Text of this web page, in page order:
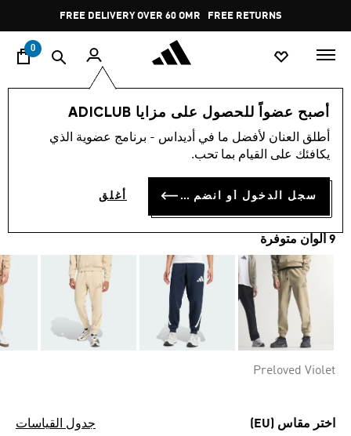
Pause
promotion
rotation
FREE RETURNS
0
أصبح عضواً للحصول على مزايا ADICLUB
أطلق العنان لأفضل ما في أديداس - برنامج عضوية الذي
يكافئك على القيام بما تحب.
سجل الدخول أو انضم الآن أغلق
الرجال ملابس
بنطال Z.N.E.
OMR 45.00
9 ألوان متوفرة
Preloved Violet
اختر مقاس (EU) جدول القياسات